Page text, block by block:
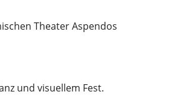
Theater Aspendos
und visuellem Fest.